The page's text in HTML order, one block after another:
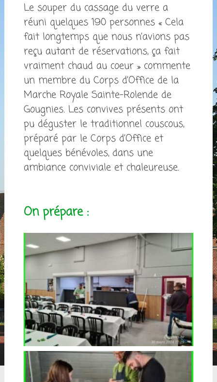
Le souper du cassage du verre a
réuni quelques 190 personnes « Cela
fait longtemps que nous n’avions pas
reçu autant de réservations, ça fait
vraiment chaud au coeur » commente
un membre du Corps d’Office de la
Marche Royale Sainte-Rolende de
Gougnies. Les convives présents ont
pu déguster le traditionnel couscous,
préparé par le Corps d’Office et
quelques bénévoles, dans une
ambiance conviviale et chaleureuse.
On prépare :